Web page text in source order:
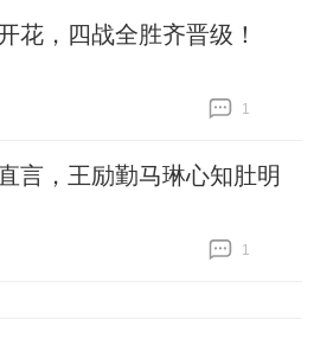
花，四战全胜齐晋级！
1
言，王励勤马琳心知肚明
1